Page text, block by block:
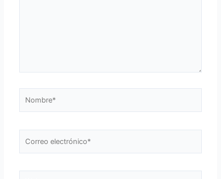
electrónico*